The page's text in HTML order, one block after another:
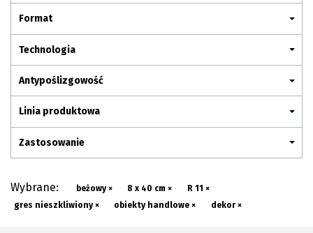
Format
Technologia
Antypoślizgowość
Linia produktowa
Zastosowanie
Wybrane: beżowy × 8 x 40 cm ×
R 11 ×
gres nieszkliwiony ×
obiekty handlowe × dekor ×
Komunikacja z akcjonariuszami